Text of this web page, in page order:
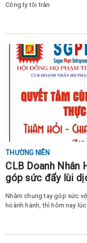
Công ty tôi trân
THƯỜNG NIÊN
CLB Doanh Nhân
góp sức đẩy lùi
Nhằm chung tay góp sức
hoành hành, thì hôm nay